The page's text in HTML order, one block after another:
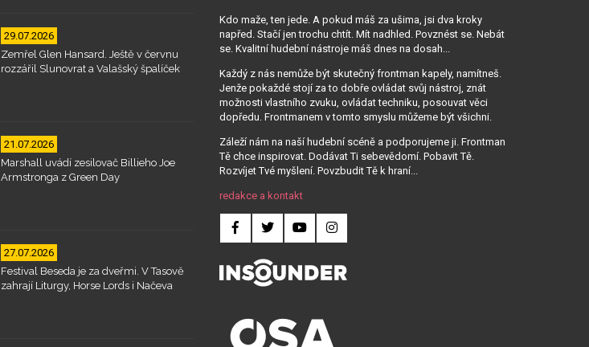
29.07.2026
Zemřel Glen Hansard. Ještě v červnu
rozzářil Slunovrat a Valašský špalíček
21.07.2026
Marshall uvádí zesilovač Billieho Joe
Armstronga z Green Day
27.07.2026
Festival Beseda je za dveřmi. V Tasově
zahrají Liturgy, Horse Lords i Načeva
Kdo maže, ten jede. A pokud máš za ušima, jsi dva kroky
napřed. Stačí jen trochu chtít. Mít nadhled. Povznést se. Nebát
se. Kvalitní hudební nástroje máš dnes na dosah...
Každý z nás nemůže být skutečný frontman kapely, namítneš.
Jenže pokaždé stojí za to dobře ovládat svůj nástroj, znát
možnosti vlastního zvuku, ovládat techniku, posouvat věci
dopředu. Frontmanem v tomto smyslu můžeme být všichni.
Záleží nám na naší hudební scéně a podporujeme ji. Frontman
Tě chce inspirovat. Dodávat Ti sebevědomí. Pobavit Tě.
Rozvíjet Tvé myšlení. Povzbudit Tě k hraní...
redakce a kontakt